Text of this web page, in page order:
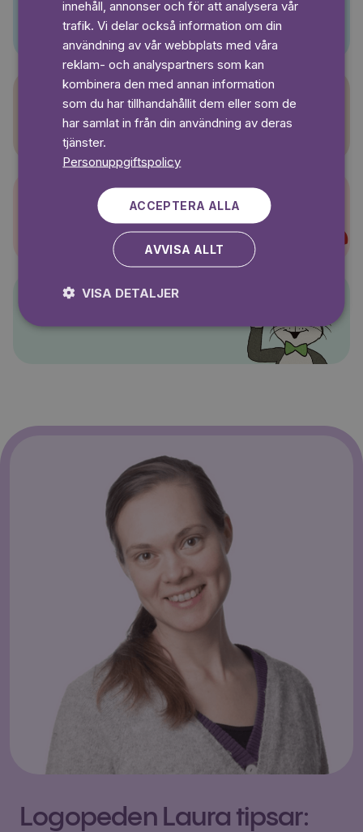
Sagasagor
Super-Charlie
Logopeden Laura tipsar:
innehåll, annonser och för att analysera vår
trafik. Vi delar också information om din
användning av vår webbplats med våra
reklam- och analyspartners som kan
kombinera den med annan information
som du har tillhandahållit dem eller som de
har samlat in från din användning av deras
tjänster.
Personuppgiftspolicy
ACCEPTERA ALLA
AVVISA ALLT
VISA DETALJER